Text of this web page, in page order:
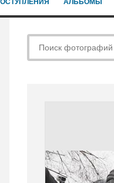
АЛЬБОМЫ